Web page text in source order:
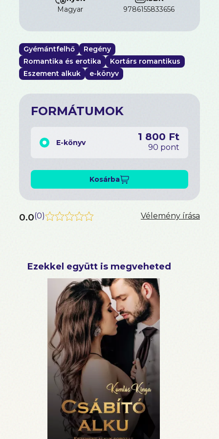
Olyan igazán „Kingás”!
(N. Fülöp Beáta író)
magyar
9786155833656
Gyémántfelhő
Regény
Romantika és erotika
Kortárs romantikus
Eszement alkuk
e-könyv
FORMÁTUMOK
E-könyv 1 800 Ft
90 pont
Kosárba
0.0(0) Vélemény írása
Ezekkel együtt is megveheted